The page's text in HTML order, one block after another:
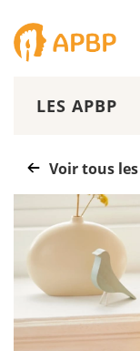
LES APBP
Voir tous